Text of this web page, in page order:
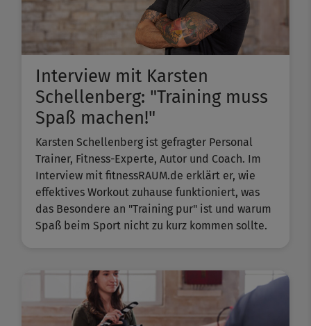
Interview mit Karsten
Schellenberg: "Training muss
Spaß machen!"
Karsten Schellenberg ist gefragter Personal
Trainer, Fitness-Experte, Autor und Coach. Im
Interview mit fitnessRAUM.de erklärt er, wie
effektives Workout zuhause funktioniert, was
das Besondere an "Training pur" ist und warum
Spaß beim Sport nicht zu kurz kommen sollte.